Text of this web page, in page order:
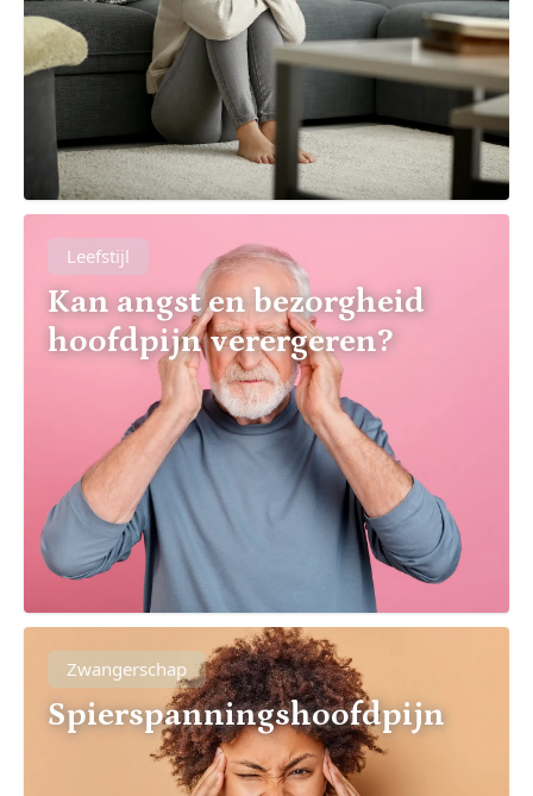
Leefstijl
Kan angst en bezorgheid
hoofdpijn verergeren?
Zwangerschap
Spierspanningshoofdpijn